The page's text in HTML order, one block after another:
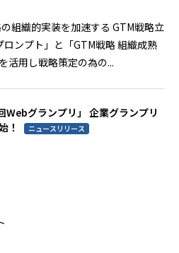
組織的実装を加速する GTM戦略立
ンプト」と「GTM戦略 組織成熟
活用し戦略策定の為の...
Webグランプリ」 企業グランプリ
！
ニュースリリース